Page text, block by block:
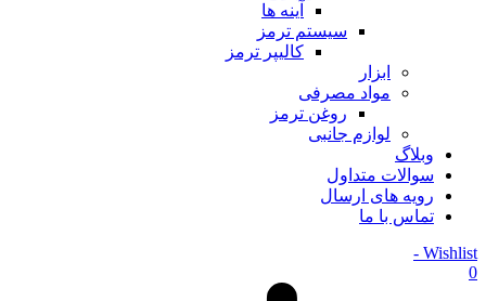
آینه ها
سیستم ترمز
کالیپر ترمز
ابزار
مواد مصرفی
روغن ترمز
لوازم جانبی
وبلاگ
سوالات متداول
رویه های ارسال
تماس با ما
Wishlist -
0